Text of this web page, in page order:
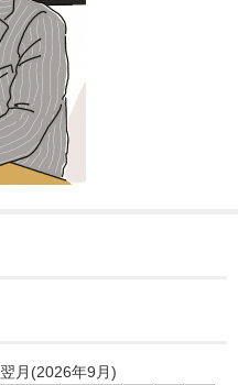
翌月(2026年9月)